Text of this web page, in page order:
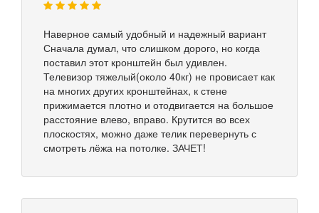
Наверное самый удобный и надежный вариант
Сначала думал, что слишком дорого, но когда
поставил этот кронштейн был удивлен.
Телевизор тяжелый(около 40кг) не провисает как
на многих других кронштейнах, к стене
прижимается плотно и отодвигается на большое
расстояние влево, вправо. Крутится во всех
плоскостях, можно даже телик перевернуть с
смотреть лёжа на потолке. ЗАЧЕТ!